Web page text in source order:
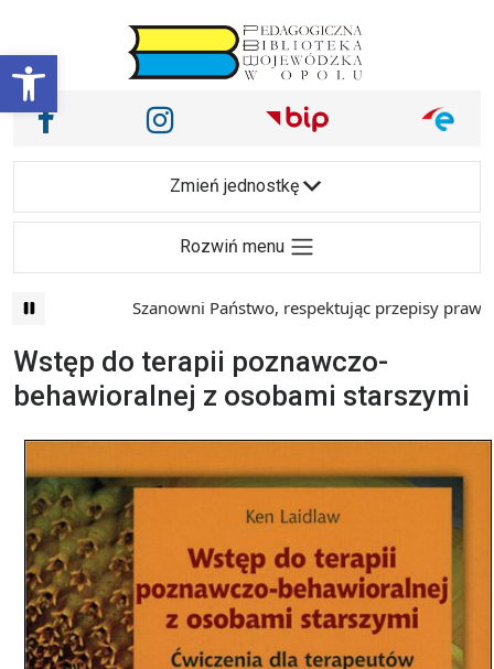
Otwórz pasek narzędzi
Main Navigation
Nasze media społecznościowe i inne
Facebook Instagram
Zmień jednostkę
Rozwiń menu
Szanowni Państwo, respektując przepisy prawa i
Wstęp do terapii poznawczo-
behawioralnej z osobami starszymi